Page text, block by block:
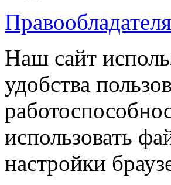
Наш сайт
удобства
использовать
настройки